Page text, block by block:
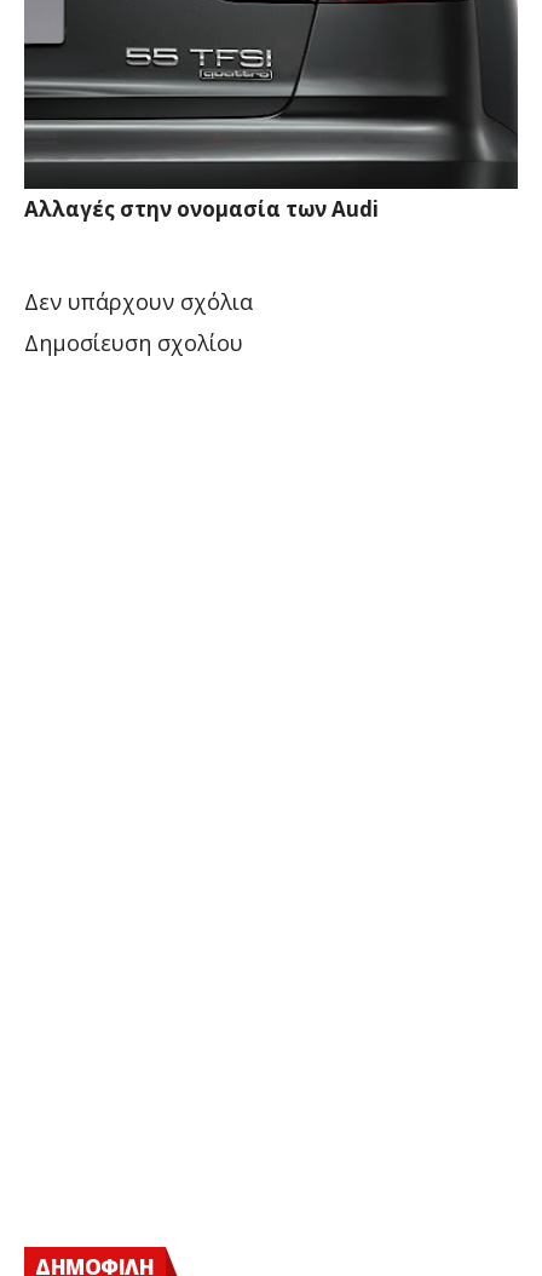
Αλλαγές στην ονομασία των Audi
Δεν υπάρχουν σχόλια
Δημοσίευση σχολίου
ΔΗΜΟΦΙΛΗ